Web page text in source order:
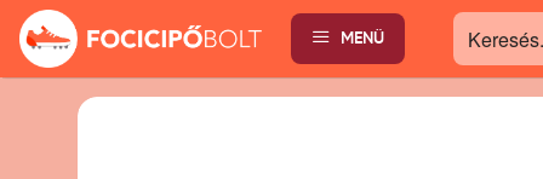
MENÜ Keresés...